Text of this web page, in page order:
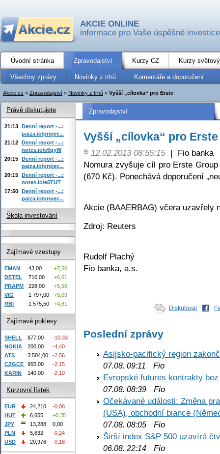
AKCIE ONLINE
informace pro Vaše úspěšné investice
Úvodní stránka Zpravodajství Kurzy CZ Kurzy
Všechny zprávy Novinky z trhů Komentáře a doporučení
Akcie.cz » Zpravodajství » Novinky z trhů » Vyšší „cílovka“ pro Erste
Zpravodajství
Vyšší „cílovka“ pro Erste
12.02.2013 08:55:15 |
Fio banka
Nomura zvyšuje cíl pro Erste
(670 Kč). Ponechává doporučení
Akcie (BAAERBAG) včera uzavřely
Zdroj: Reuters
Rudolf Plachý
Fio banka, a.s.
Diskutovat
Poslední zprávy
Asijsko-pacifický region
07.08. 09:11
Fio
Evropské futures kontrakty
07.08. 08:39 Fio
Očekávané události: Změna
(USA), obchodní biance
07.08. 08:05 Fio
Širší index S&P 500 uzavírá
06.08. 22:14 Fio
Právě diskutujete
21:13 Denní report -...:
paiza.io/projec...
21:12 Denní report -...:
notes.io/e6qyW
20:15 Denní report -...:
paiza.io/projec...
20:15 Denní report -...:
notes.io/e5TUT
17:50 Denní report -...:
paiza.io/projec...
Škola investování
Zajímavé vzestupy
EMAN 43,00
+7,50
DETEL
710,00
+6,61
PRAPM
228,00
+5,56
VIG
1 797,00
+5,09
RBI
1 575,50 +4,61
Zajímavé poklesy
SHELL 877,00
-10,33
NOKIA
200,00
-4,40
ATS
3 504,00
-2,56
CZGCE
955,00
-2,15
KARIN
140,00 -2,10
Kurzovní lístek
EUR 24,210
-0,08
HUF
6,655
+0,35
JPY
13,288
0,00
PLN
5,632
-0,24
USD
20,976 -0,18